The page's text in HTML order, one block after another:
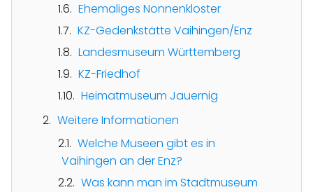
Ehemaliges Nonnenkloster
KZ-Gedenkstätte Vaihingen/Enz
Landesmuseum Württemberg
KZ-Friedhof
Heimatmuseum Jauernig
Weitere Informationen
Welche Museen gibt es in
Vaihingen an der Enz?
Was kann man im Stadtmuseum